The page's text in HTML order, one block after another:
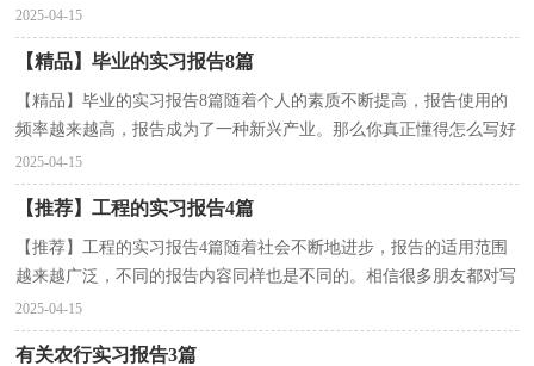
报告感到非常苦恼吧，以下是小编为大家整理的工程的...
2025-04-15
【精品】毕业的实习报告8篇
【精品】毕业的实习报告8篇随着个人的素质不断提高，报告使用的
频率越来越高，报告成为了一种新兴产业。那么你真正懂得怎么写好
报告吗？下面是小编精心整理的毕业的实习报告8篇，供...
2025-04-15
【推荐】工程的实习报告4篇
【推荐】工程的实习报告4篇随着社会不断地进步，报告的适用范围
越来越广泛，不同的报告内容同样也是不同的。相信很多朋友都对写
报告感到非常苦恼吧，下面是小编精心整理的工程的...
2025-04-15
有关农行实习报告3篇